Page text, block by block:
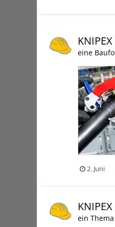
eine
2. Juni
ein